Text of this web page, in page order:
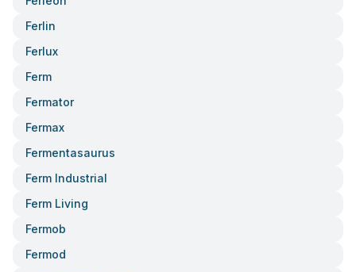
Ferlin
Ferlux
Ferm
Fermator
Fermax
Fermentasaurus
Ferm Industrial
Ferm Living
Fermob
Fermod